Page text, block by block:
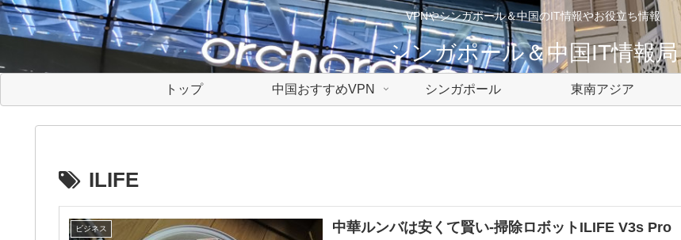
VPNやシンガポール＆中国のIT情報やお役立ち情報
シンガポール＆中国IT情報局
トップ 中国おすすめVPN シンガポール 東南アジア
ILIFE
ビジネス
中華ルンバは安くて賢い-掃除ロボットILIFE V3s Pro